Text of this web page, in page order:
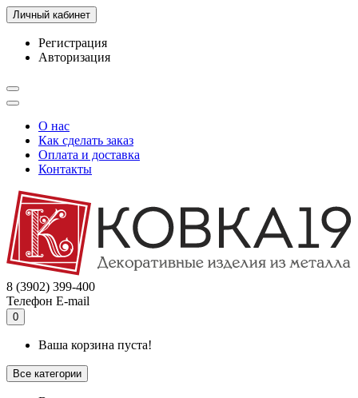
Личный кабинет
Регистрация
Авторизация
О нас
Как сделать заказ
Оплата и доставка
Контакты
8 (3902) 399-400
Телефон E-mail
0
Ваша корзина пуста!
Все категории